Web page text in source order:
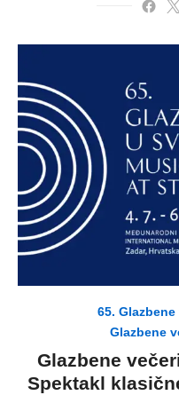
65.
Glazbene
Glazbene
Spektakl